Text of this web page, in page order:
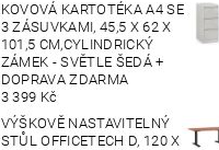
KOVOVÁ KARTOTÉKA A4 SE
3 ZÁSUVKAMI, 45,5 X 62 X
101,5 CM,CYLINDRICKÝ
ZÁMEK - SVĚTLE ŠEDÁ +
DOPRAVA ZDARMA
3 399 Kč
VÝŠKOVĚ NASTAVITELNÝ
STŮL OFFICETECH D, 120 X